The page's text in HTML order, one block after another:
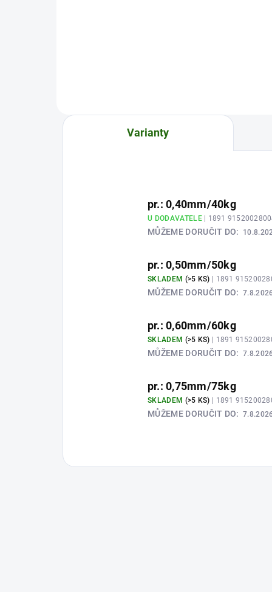
Varianty
pr.: 0,40mm/40kg
U DODAVATELE | 1891
MŮŽEME DORUČIT DO:
pr.: 0,50mm/50kg
SKLADEM (>5 KS) | 1891
MŮŽEME DORUČIT DO:
pr.: 0,60mm/60kg
SKLADEM (>5 KS) | 1891
MŮŽEME DORUČIT DO:
pr.: 0,75mm/75kg
SKLADEM (>5 KS) | 1891
MŮŽEME DORUČIT DO: